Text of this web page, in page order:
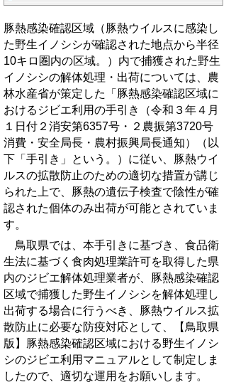
豚熱感染確認区域（豚熱ウイルスに感染し
た野生イノシシが確認された地点から半径
10キロ圏内の区域。）内で捕獲された野生
イノシシの解体処理・出荷については、農
林水産省が策定した「豚熱感染確認区域に
おけるジビエ利用の手引き（令和３年４月
１日付２消安第6357号・２農振第3720号
消費・安全局長・農村振興局長通知）（以
下「手引き」という。）に従い、豚熱ウイ
ルスの拡散防止のための適切な措置が講じ
られた上で、豚熱の遺伝子検査で陰性が確
認された個体のみ出荷が可能とされていま
す。
鳥取県では、本手引きに基づき、食品衛
生法に基づく食肉処理業許可を取得した県
内のジビエ解体処理業者が、豚熱感染確認
区域で捕獲した野生イノシシを解体処理し
出荷する場合に行うべき、豚熱ウイルス拡
散防止に必要な防疫対応として、【鳥取県
版】豚熱感染確認区域における野生イノシ
シのジビエ利用マニュアルとして制定しま
したので、適切な運用をお願いします。